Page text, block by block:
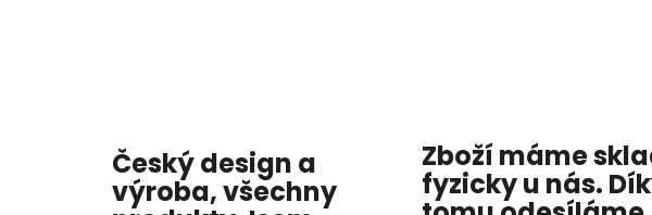
Český design a
výroba, všechny
Zboží máme
fyzicky u nás.